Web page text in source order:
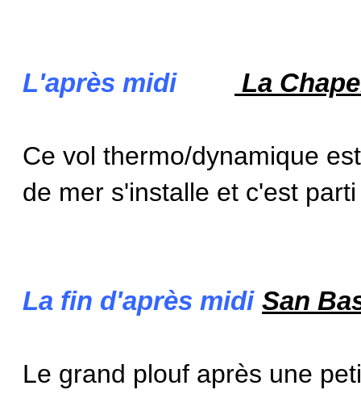
L'après midi La
Ce vol thermo/dynamique
de mer s'installe et c'est
La fin d'après midi San
Le grand plouf après une